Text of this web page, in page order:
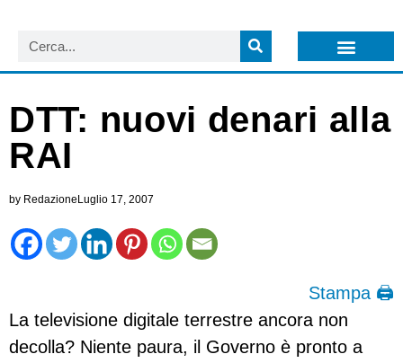
DTT: nuovi denari alla
RAI
by Redazione Luglio 17, 2007
Stampa 🖨
La televisione digitale terrestre ancora non
decolla? Niente paura, il Governo è pronto a